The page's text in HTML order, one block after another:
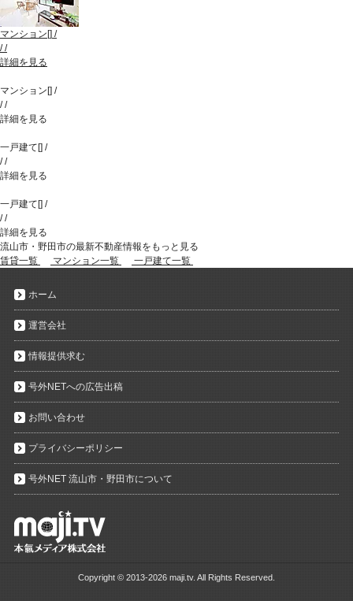
マンション[] /
//
詳細を見る
マンション[] /
//
詳細を見る
一戸建て[] /
//
詳細を見る
一戸建て[] /
//
詳細を見る
流山市・野田市の最新不動産情報をもっと見る
賃貸一覧
マンション一覧 一戸建て一覧
ホーム
運営会社
情報提供求む
号外NETへの広告出稿
お問い合わせ
プライバシーポリシー
号外NET 流山市・野田市について
Copyright © 2013-2026 maji.tv. All Rights Reserved.